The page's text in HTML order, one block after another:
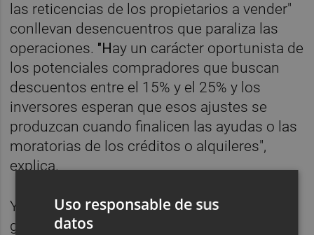
las reticencias de los propietarios a vender"
conllevan desencuentros que paraliza las
operaciones. "H ay un carácter oportunista de
los potenciales compradores que buscan
descuentos entre el 15% y el 25% y los
inversores esperan que esos ajustes se
produzcan cuando finalicen las ayudas o las
moratorias de los créditos o alquileres",
explica.
Y es que los inversores quieren encontrar
grandes oportunidades, como ya pasara en
Uso responsable de sus
datos